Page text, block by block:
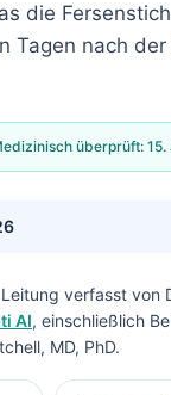
die
Tagen nach
überprüft: 15.
verfasst von
AI, einschließlich
MD, PhD.